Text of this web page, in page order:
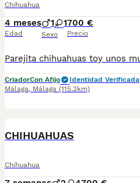
Chihuahua
4 meses
Edad
1 1
Sexo
700 €
Precio
CriadorCon Afijo
Identidad Verificada
Málaga, Málaga (115.2km)
CHIHUAHUAS
Chihuahua